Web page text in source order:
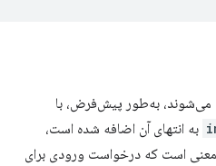
می‌شوند، به‌طور پیش‌فرض، با
به انتهای آن اضافه شده است،
معنی است که درخواست ورودی برای